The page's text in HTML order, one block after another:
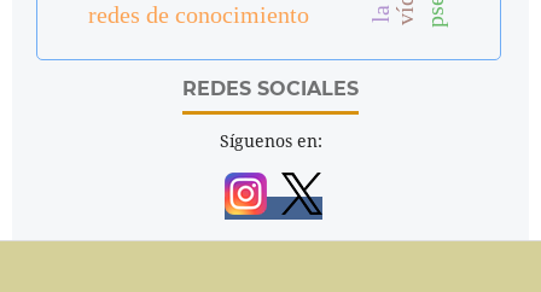
redes de conocimiento
REDES SOCIALES
Síguenos en: